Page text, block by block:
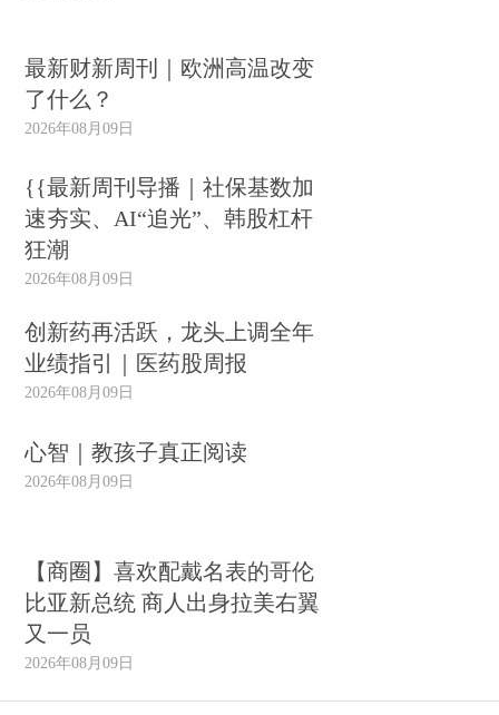
最新财新周刊｜欧洲高温改变
了什么？
2026年08月09日
{{最新周刊导播｜社保基数加
速夯实、AI“追光”、韩股杠杆
狂潮
2026年08月09日
创新药再活跃，龙头上调全年
业绩指引｜医药股周报
2026年08月09日
心智｜教孩子真正阅读
2026年08月09日
【商圈】喜欢配戴名表的哥伦
比亚新总统 商人出身拉美右翼
又一员
2026年08月09日